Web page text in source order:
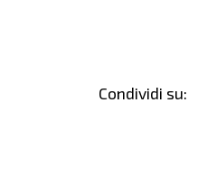
Condividi su: